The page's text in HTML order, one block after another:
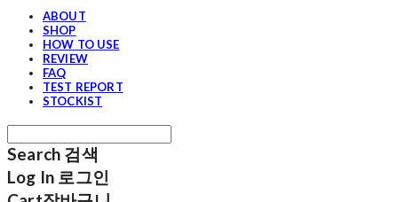
ABOUT
SHOP
HOW TO USE
REVIEW
FAQ
TEST REPORT
STOCKIST
Search 검색
Log In 로그인